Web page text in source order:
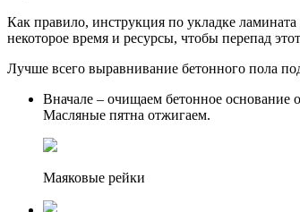
Как правило, инструкция по укладке
некоторое время и ресурсы, чтобы перепад
Лучше всего выравнивание бетонного пола
Вначале – очищаем бетонное основание
Масляные пятна отжигаем.
Маяковые рейки